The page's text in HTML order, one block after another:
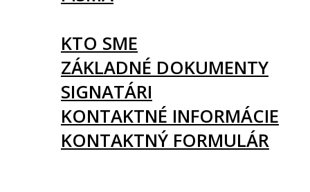
KTO SME
ZÁKLADNÉ DOKUMENTY
SIGNATÁRI
KONTAKTNÉ INFORMÁCIE
KONTAKTNÝ FORMULÁR